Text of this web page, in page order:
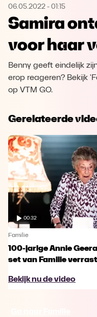
Microsoft
Opera
06.05.2022 - 01:15
Samira
voor haar
Benny geeft eindelijk
erop reageren? Bekijk
op VTM GO.
Gerelateerde
00:32
Familie
100-jarige Annie
set van Familie
Bekijk nu de video